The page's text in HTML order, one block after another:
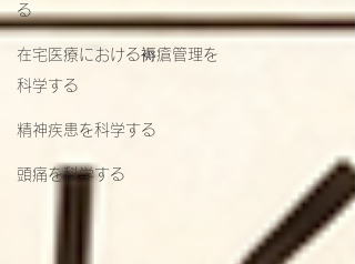
る
在宅医療における褥瘡管理を
科学する
精神疾患を科学する
頭痛を科学する